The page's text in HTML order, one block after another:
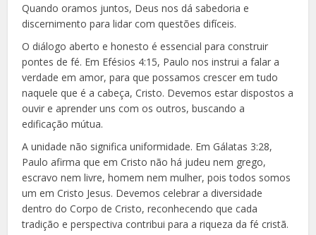
Quando oramos juntos, Deus nos dá sabedoria e
discernimento para lidar com questões difíceis.
O diálogo aberto e honesto é essencial para construir
pontes de fé. Em Efésios 4:15, Paulo nos instrui a falar a
verdade em amor, para que possamos crescer em tudo
naquele que é a cabeça, Cristo. Devemos estar dispostos a
ouvir e aprender uns com os outros, buscando a
edificação mútua.
A unidade não significa uniformidade. Em Gálatas 3:28,
Paulo afirma que em Cristo não há judeu nem grego,
escravo nem livre, homem nem mulher, pois todos somos
um em Cristo Jesus. Devemos celebrar a diversidade
dentro do Corpo de Cristo, reconhecendo que cada
tradição e perspectiva contribui para a riqueza da fé cristã.